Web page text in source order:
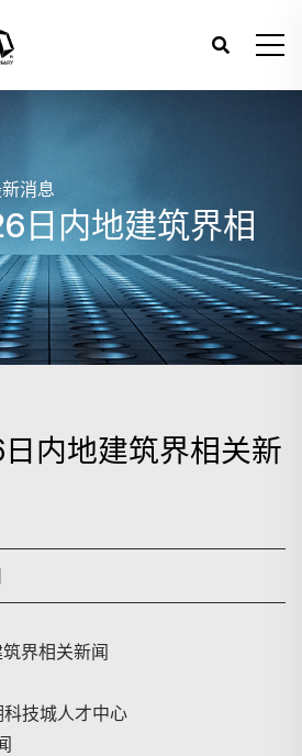
消息
日内地建筑界相
内地建筑界相关新
界相关新闻
技城人才中心